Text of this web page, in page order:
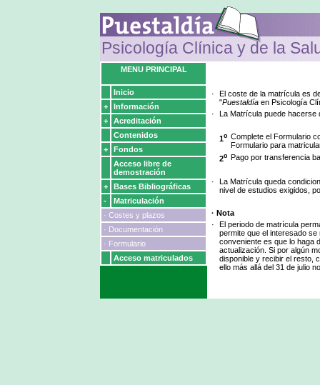
Psicología Clínica y de la
MENU PRINCIPAL
Inicio
+
Información
+
Acreditación
Contenidos
+
Fondos
Acceso libre de
demostración
+
Bases Bibliográficas
-
Matriculación
· Costes y plazos
· Documentación
· Formulario
Acceso matriculados
·
El coste de la matrícula es
"Puestaldía en Psicología
·
La Matrícula puede hacerse
1o Complete el Formulario
Formulario para
2o Pago por transferencia
·
La Matrícula queda
nivel de estudios exigidos,
· Nota
·
El periodo de matrícula
permite que el interesado
conveniente es que lo haga
actualización. Si por algún
disponible y recibir el resto,
ello más allá del 31 de julio